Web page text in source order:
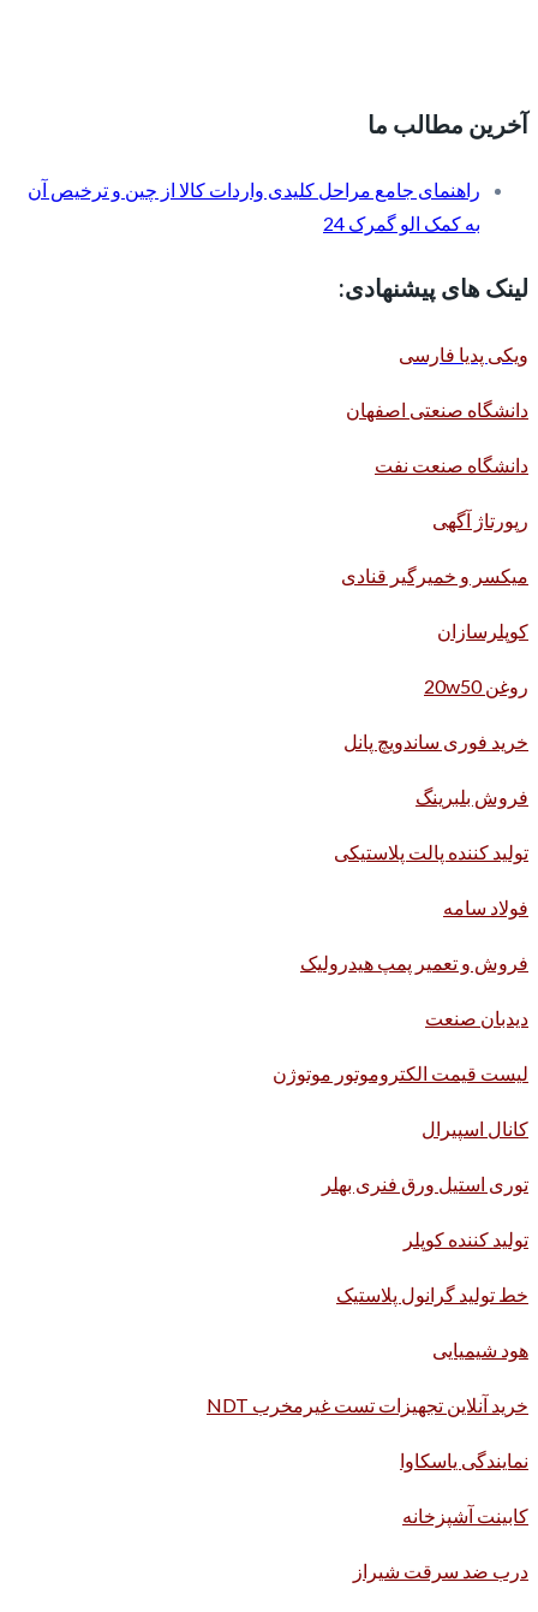
آخرین مطالب ما
راهنمای جامع مراحل کلیدی واردات کالا از چین و ترخیص آن
به کمک الو گمرک 24
لینک های پیشنهادی:
ویکی پدیا فارسی
دانشگاه صنعتی اصفهان
دانشگاه صنعت نفت
رپورتاژ آگهی
میکسر و خمیرگیر قنادی
کوپلرسازان
روغن 20w50
خرید فوری ساندویچ پانل
فروش بلبرینگ
تولید کننده پالت پلاستیکی
فولاد سامه
فروش و تعمیر پمپ هیدرولیک
دیدبان صنعت
لیست قیمت الکتروموتور موتوژن
کانال اسپیرال
توری استیل ورق فنری بهلر
تولید کننده کوپلر
خط تولید گرانول پلاستیک
هود شیمیایی
خرید آنلاین تجهیزات تست غیرمخرب NDT
نمایندگی یاسکاوا
کابینت آشپزخانه
درب ضد سرقت شیراز